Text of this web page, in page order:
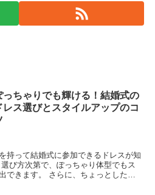
っちゃりでも輝ける！結婚式の
レス選びとスタイルアップのコ
持って結婚式に参加できるドレスが知
び方次第で、ぽっちゃり体型でもス
できます。 さらに、ちょっとしたス